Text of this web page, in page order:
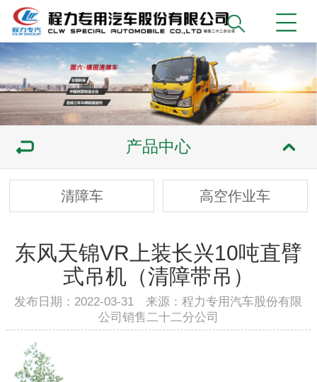
产品中心
清障车 高空作业车
东风天锦VR上装长兴10吨直臂
式吊机（清障带吊）
发布日期：2022-03-31 来源：程力专用汽车股份有限
公司销售二十二分公司